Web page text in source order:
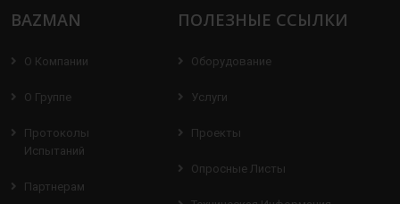
BAZMAN
О Компании
О Группе
Протоколы
Испытаний
Партнерам
ПОЛЕЗНЫЕ ССЫЛКИ
Оборудование
Услуги
Проекты
Опросные Листы